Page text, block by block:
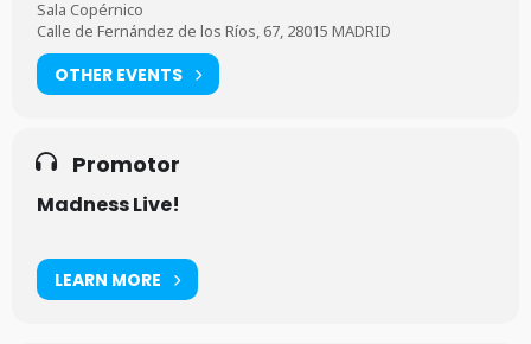
Sala Copérnico
Calle de Fernández de los Ríos, 67, 28015 MADRID
OTHER EVENTS
Promotor
Madness Live!
LEARN MORE